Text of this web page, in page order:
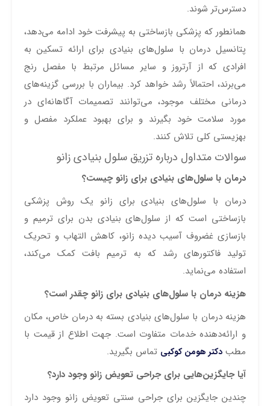
دسترس‌تر شوند.
همانطور که پزشکی بازساختی به پیشرفت خود ادامه می‌دهد،
پتانسیل درمان با سلول‌های بنیادی برای ارائه تسکین به
افرادی که از آرتروز و سایر مسائل مرتبط با مفصل رنج
می‌برند، احتمالاً رشد خواهد کرد. بیماران با بررسی گزینه‌های
درمانی مختلف موجود، می‌توانند تصمیمات آگاهانه‌ای در
مورد سلامت خود بگیرند و برای بهبود عملکرد مفصل و
بهزیستی کلی تلاش کنند.
سوالات متداول درباره تزریق سلول بنیادی زانو
درمان با سلول‌های بنیادی برای زانو چیست؟
درمان با سلول‌های بنیادی برای زانو یک روش پزشکی
بازساختی است که از سلول‌های بنیادی بدن برای ترمیم و
بازسازی غضروف آسیب دیده زانو، کاهش التهاب و تحریک
تولید فاکتورهای رشد که به ترمیم بافت کمک می‌کند،
استفاده می‌نماید.
هزینه درمان با سلول‌های بنیادی برای زانو چقدر است؟
هزینه درمان با سلول‌های بنیادی بسته به درمان خاص، مکان
و ارائه‌دهنده خدمات متفاوت است. جهت اطلاع از قیمت با
مطب دکتر هومن کوکبی تماس بگیرید.
آیا جایگزین‌هایی برای جراحی تعویض زانو وجود دارد؟
چندین جایگزین برای جراحی سنتی تعویض زانو وجود دارد